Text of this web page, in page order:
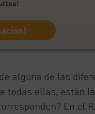
!
alguna de las
todas ellas, están
En el